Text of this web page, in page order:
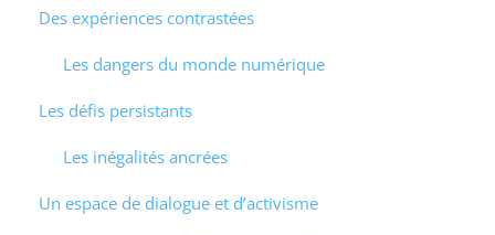
Des expériences contrastées
Les dangers du monde numérique
Les défis persistants
Les inégalités ancrées
Un espace de dialogue et d’activisme